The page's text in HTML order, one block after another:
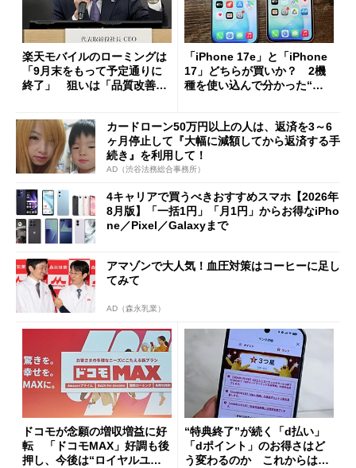
楽天モバイルのローミングは
「9月末をもって予定通りに
終了」 狙いは「品質改善」
も
「iPhone 17e」と「iPhone
17」どちらが買いか？ 2機
種を使い込んで分かった“ス
カードローン50万円以上の人は、返済を3～6
ヶ月停止して『大幅に減額してから返済する手
続き』を利用して！
AD（渋谷法務総合事務所）
4キャリアで買うべきおすすめスマホ【2026年
8月版】「一括1円」「月1円」からお得なiPho
ne／Pixel／Galaxyまで
アマゾンで大人気！血圧対策はコーヒーに足し
てみて
AD（森永乳業）
ドコモが念願の増収増益に好
転 「ドコモMAX」好調も後
押し、今後は“ロイヤルユー
“特典終了”が続く「d払い」
「dポイント」のお得さはど
う変わるのか これからは